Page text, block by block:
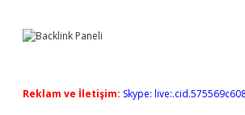
Reklam ve İletişim: Skype: